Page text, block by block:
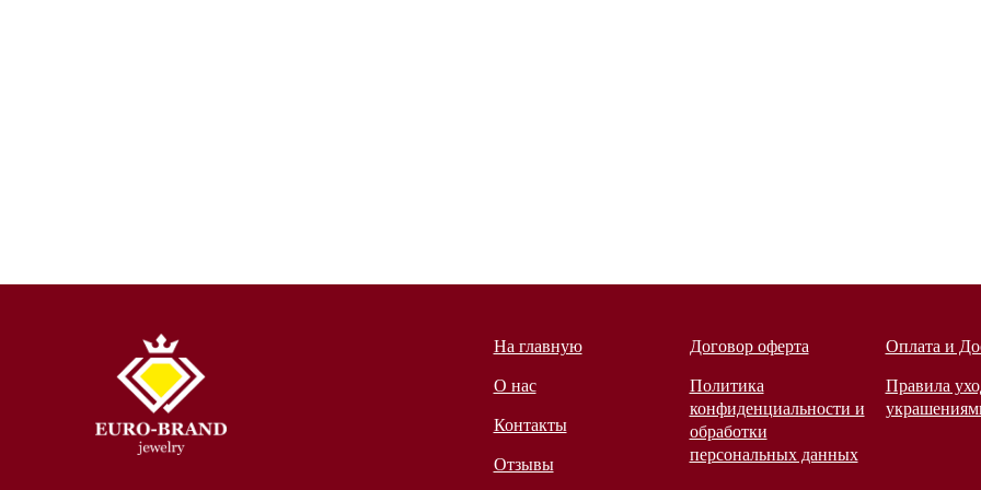
На главную
О нас
Контакты
Отзывы
Договор оферта
Политика
конфиденциальности и
обработки
персональных данных
Оплата и
Правила